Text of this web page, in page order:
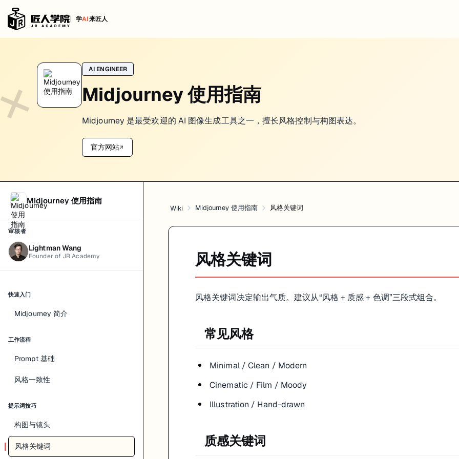
学AI来匠人
风格关键词决定输出气质。建议从“风格 + 质感 + 色调”三段式组合。
常见风格
Minimal / Clean / Modern
Cinematic / Film / Moody
Illustration / Hand-drawn
建议
一次只选 1-2 个风格方向
配合固定色调保持一致
延伸解读
场景：为品牌活动制作一条可投放的内容素材（海报/短视频/文案）。步骤：先用简短 Prompt 生成 3 个方向，挑一个方向作为主线，然后
风格漂移：固定风格关键词与色板，必要时使用参考图。
复盘模板
本次目标：
使用的 Prompt：
AI ENGINEER
Midjourney 使用指南
Midjourney 是最受欢迎的 AI 图像生成工具之一，擅长风格控制与构图表达。
官方网站↗
Midjourney 使用指南
审核者
Lightman Wang
Founder of JR Academy
快速入门
Midjourney 简介
工作流程
Prompt 基础
风格一致性
提示词技巧
构图与镜头
风格关键词
Wiki Midjourney 使用指南 风格关键词
风格关键词
风格关键词决定输出气质。建议从“风格 + 质感 + 色调”三段式组合。
常见风格
Minimal / Clean / Modern
Cinematic / Film / Moody
Illustration / Hand-drawn
质感关键词